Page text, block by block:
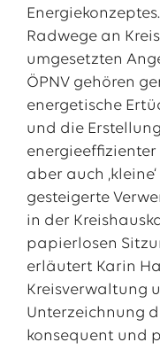
Radwege an
umgesetzten
ÖPNV gehören
energetische
und die
energieeffizienter
aber auch
gesteigerte
in der
papierlosen
erläutert Karin
Kreisverwaltung
Unterzeichnung
konsequent und